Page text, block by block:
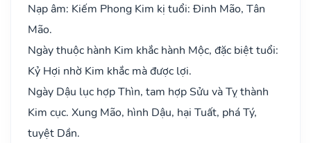
Nạp âm: Kiếm Phong Kim kị tuổi: Đinh Mão, Tân
Mão.
Ngày thuộc hành Kim khắc hành Mộc, đặc biệt tuổi:
Kỷ Hợi nhờ Kim khắc mà được lợi.
Ngày Dậu lục hợp Thìn, tam hợp Sửu và Tỵ thành
Kim cục. Xung Mão, hình Dậu, hại Tuất, phá Tý,
tuyệt Dần.